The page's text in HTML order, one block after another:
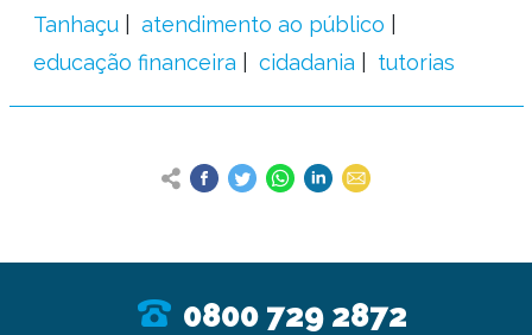
Tanhaçu
atendimento ao público
educação financeira
cidadania tutorias
0800 729 2872